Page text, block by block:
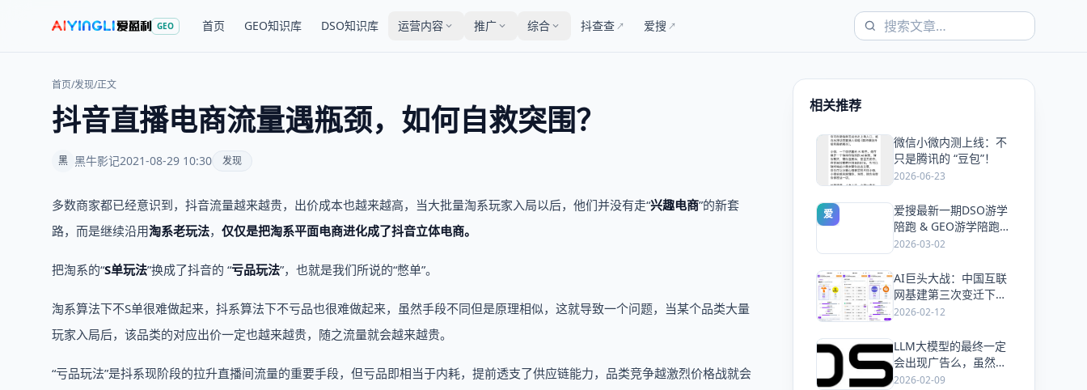
GEO 首页 GEO知识库 DSO知识库 运营内容 推广 综合 抖查查 ↗ 爱搜 ↗
首页/发现/正文
抖音直播电商流量遇瓶颈，如何自救突围？
黑 黑牛影记2021-08-29 10:30 发现
多数商家都已经意识到，抖音流量越来越贵，出价成本也越来越高，当大批量淘系玩家入局以后，他们并没有走“兴趣电商”的新套
路，而是继续沿用淘系老玩法， 仅仅是把淘系平面电商进化成了抖音立体电商。
把淘系的“S单玩法”换成了抖音的 “亏品玩法”，也就是我们所说的“憋单”。
淘系算法下不S单很难做起来，抖系算法下不亏品也很难做起来，虽然手段不同但是原理相似，这就导致一个问题，当某个品类大量
玩家入局后，该品类的对应出价一定也越来越贵，随之流量就会越来越贵。
“亏品玩法”是抖系现阶段的拉升直播间流量的重要手段，但亏品即相当于内耗，提前透支了供应链能力，品类竞争越激烈价格战就会
相关推荐
爱
微信小微内测上线：不
只是腾讯的 “豆包”！
2026-06-23
爱
爱搜最新一期DSO游学
陪跑 & GEO游学陪跑双
课同开，5天手把手教
2026-03-02
爱
AI巨头大战：中国互联
网基建第三次变迁下的
风口与机会！
2026-02-12
爱
LLM大模型的最终一定
会出现广告么，虽然
ChatGPT 已经加了广
2026-02-09